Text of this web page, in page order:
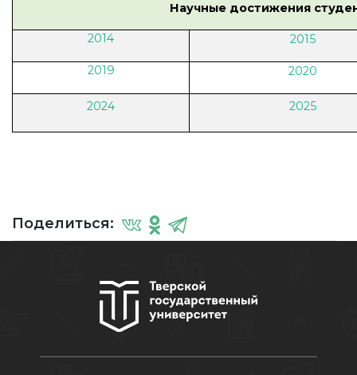
Научные достижения
2014 2015
2019 2020
2024 2025
Поделиться: